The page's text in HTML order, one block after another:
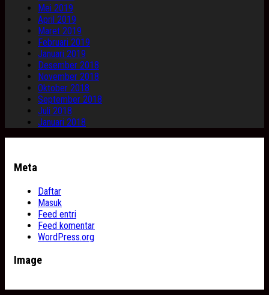
Mei 2019
April 2019
Maret 2019
Februari 2019
Januari 2019
Desember 2018
November 2018
Oktober 2018
September 2018
Juli 2018
Januari 2018
Meta
Daftar
Masuk
Feed entri
Feed komentar
WordPress.org
Image